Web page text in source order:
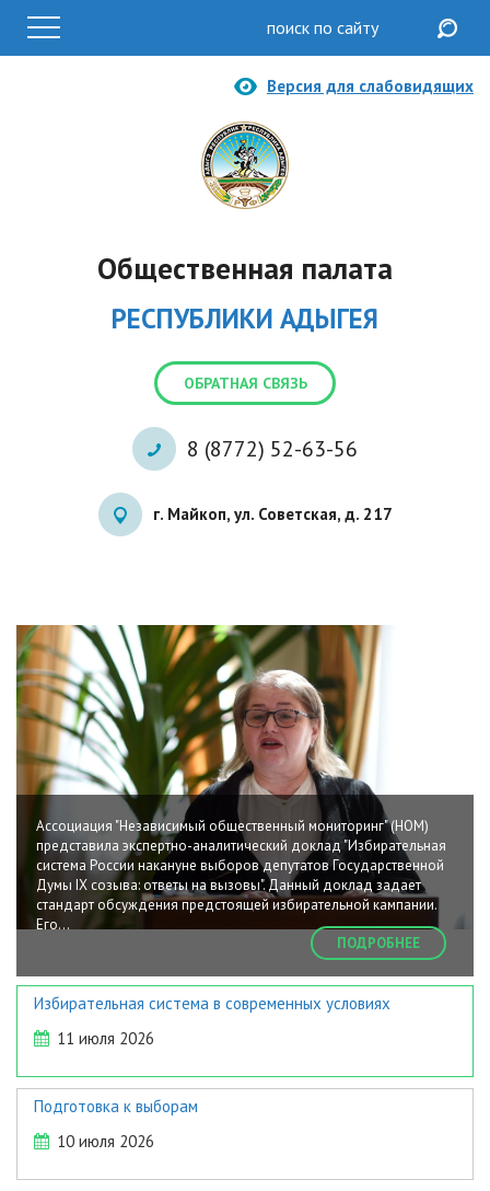
Общественная палата
РЕСПУБЛИКИ АДЫГЕЯ
ОБРАТНАЯ СВЯЗЬ
8 (8772) 52-63-56
г. Майкоп, ул. Советская, д. 217
Версия для слабовидящих
Ассоциация "Независимый общественный мониторинг" (НОМ)
представила экспертно-аналитический доклад "Избирательная
система России накануне выборов депутатов Государственной
Думы IX созыва: ответы на вызовы". Данный доклад задает
стандарт обсуждения предстоящей избирательной кампании.
Его…
ПОДРОБНЕЕ
Избирательная система в современных условиях
11 июля 2026
Подготовка к выборам
10 июля 2026